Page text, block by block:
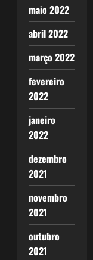
maio 2022
abril 2022
março 2022
fevereiro
2022
janeiro
2022
dezembro
2021
novembro
2021
outubro
2021